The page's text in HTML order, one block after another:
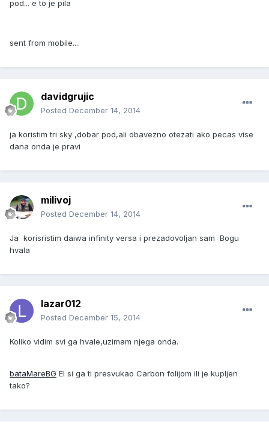
pod... e to je pila
sent from mobile....
davidgrujic
Posted December 14, 2014
ja koristim tri sky ,dobar pod,ali obavezno otezati ako pecas vise
dana onda je pravi
milivoj
Posted December 14, 2014
Ja korisristim daiwa infinity versa i prezadovoljan sam Bogu
hvala
lazar012
Posted December 15, 2014
Koliko vidim svi ga hvale,uzimam njega onda.
bataMareBG El si ga ti presvukao Carbon folijom ili je kupljen
tako?